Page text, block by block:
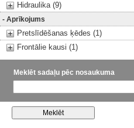
Hidraulika (9)
- Aprīkojums
Pretslīdēšanas ķēdes (1)
Frontālie kausi (1)
Meklēt sadaļu pēc nosaukuma